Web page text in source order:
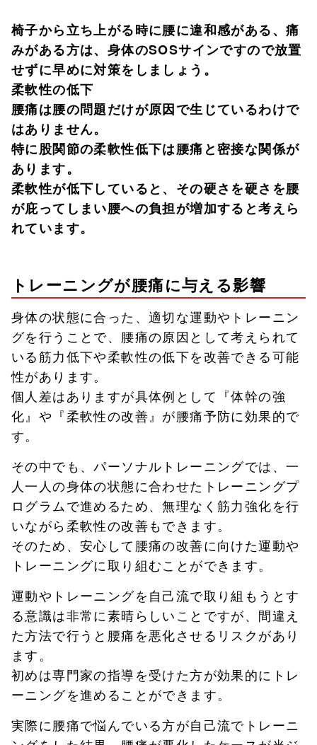
椅子から立ち上がる時に腰に違和感がある、痛
みがある方は、身体のSOSサインですので放置
せずに早めに対策をしましょう。
柔軟性の低下
腰痛は腰の問題だけが原因で生じているわけで
はありません。
特に股関節の柔軟性低下は腰痛と密接な関係が
あります。
柔軟性が低下していると、その硬さを硬さを腰
が庇ってしまい腰への負担が増加すると考えら
れています。
トレーニングが腰痛に与える影響
身体の状態に合った、適切な運動やトレーニン
グを行うことで、腰痛の原因として考えられて
いる筋力低下や柔軟性の低下を改善できる可能
性があります。
個人差はありますが具体例として『体幹の強
化』や『柔軟性の改善』が腰痛予防に効果的で
す。
その中でも、パーソナルトレーニングでは、一
人一人の身体の状態に合わせたトレーニングプ
ログラムで進めるため、無理なく筋力強化を行
いながら柔軟性の改善もできます。
そのため、安心して腰痛の改善に向けた運動や
トレーニングに取り組むことができます。
運動やトレーニングを自己流で取り組もうとす
る意識は非常に素晴らしいことですが、間違え
た方法で行うと腰痛を悪化させるリスクがあり
ます。
初めは専門家の指導を受けた方が効果的にトレ
ーニングを進めることができます。
実際に腰痛で悩んでいる方が自己流でトレーニ